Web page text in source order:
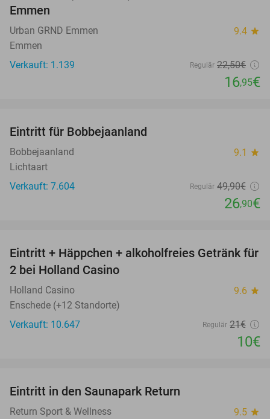
Emmen
Urban GRND Emmen 9.4 star
Emmen
Verkauft: 1.139
Regulär 22,50€
16,95€
Eintritt für Bobbejaanland
Bobbejaanland 9.1 star
Lichtaart
Verkauft: 7.604
Regulär 49,90€
26,90€
52%
Eintritt + Häppchen + alkoholfreies Getränk für
2 bei Holland Casino
Holland Casino 9.6 star
Enschede (+12 Standorte)
Verkauft: 10.647
Regulär 21€
10€
Eintritt in den Saunapark Return
Return Sport & Wellness 9.5 star